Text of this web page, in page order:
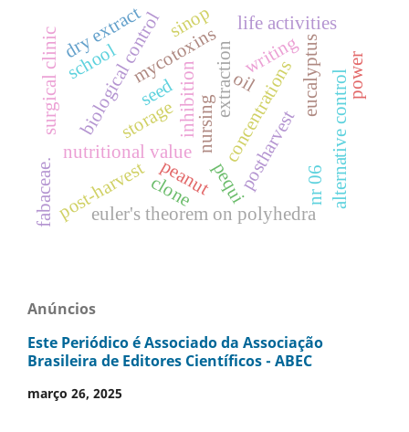
concentrations
inhibition
postharvest alternative control
extraction
nutritional value
oil
pequi
biological control
post-harvest
mycotoxins
peanut
fabaceae. euler's theorem on polyhedra
writing
dry extract life activities
nursing
storage
seed eucalyptus
clone
sinop
school
surgical clinic
nr 06
power
Anúncios
Este Periódico é Associado da Associação
Brasileira de Editores Científicos - ABEC
março 26, 2025